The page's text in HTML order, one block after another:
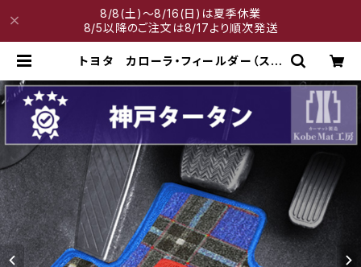
8/8(土)～8/16(日)は夏季休業
8/5以降のご注文は8/17より順次発送
トヨタ カローラ・フィールダー（ステ
系 フロアマット一式 カーマット
戸マット工房